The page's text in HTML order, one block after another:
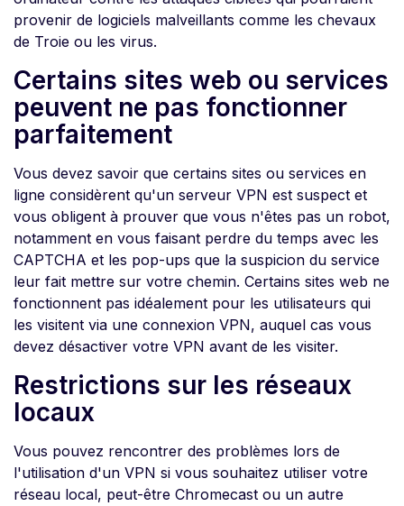
provenir de logiciels malveillants comme les chevaux
de Troie ou les virus.
Certains sites web ou services
peuvent ne pas fonctionner
parfaitement
Vous devez savoir que certains sites ou services en
ligne considèrent qu'un serveur VPN est suspect et
vous obligent à prouver que vous n'êtes pas un robot,
notamment en vous faisant perdre du temps avec les
CAPTCHA et les pop-ups que la suspicion du service
leur fait mettre sur votre chemin. Certains sites web ne
fonctionnent pas idéalement pour les utilisateurs qui
les visitent via une connexion VPN, auquel cas vous
devez désactiver votre VPN avant de les visiter.
Restrictions sur les réseaux
locaux
Vous pouvez rencontrer des problèmes lors de
l'utilisation d'un VPN si vous souhaitez utiliser votre
réseau local, peut-être Chromecast ou un autre